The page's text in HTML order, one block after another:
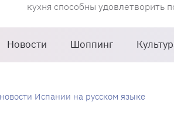
кухня способны удовлетворить
Новости Шоппинг
Испании на русском языке